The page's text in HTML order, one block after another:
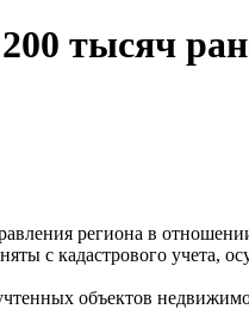
тысяч
региона в
с кадастрового учета,
объектов